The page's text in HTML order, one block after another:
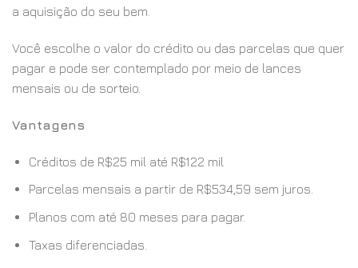
a aquisição do seu bem.
Você escolhe o valor do crédito ou das parcelas que quer
pagar e pode ser contemplado por meio de lances
mensais ou de sorteio.
Vantagens
Créditos de R$25 mil até R$122 mil
Parcelas mensais a partir de R$534,59 sem juros.
Planos com até 80 meses para pagar.
Taxas diferenciadas.